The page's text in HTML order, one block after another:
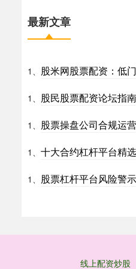
最新文章
1、 股米网股票配资：低
1、 股民股票配资论坛指南
1、 股票操盘公司合规运
1、 十大合约杠杆平台精
1、 股票杠杆平台风险警
线上配资炒股